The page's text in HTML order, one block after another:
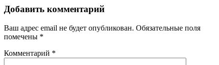
Добавить комментарий
Ваш адрес email не будет опубликован. Обязательные поля
помечены *
Комментарий *